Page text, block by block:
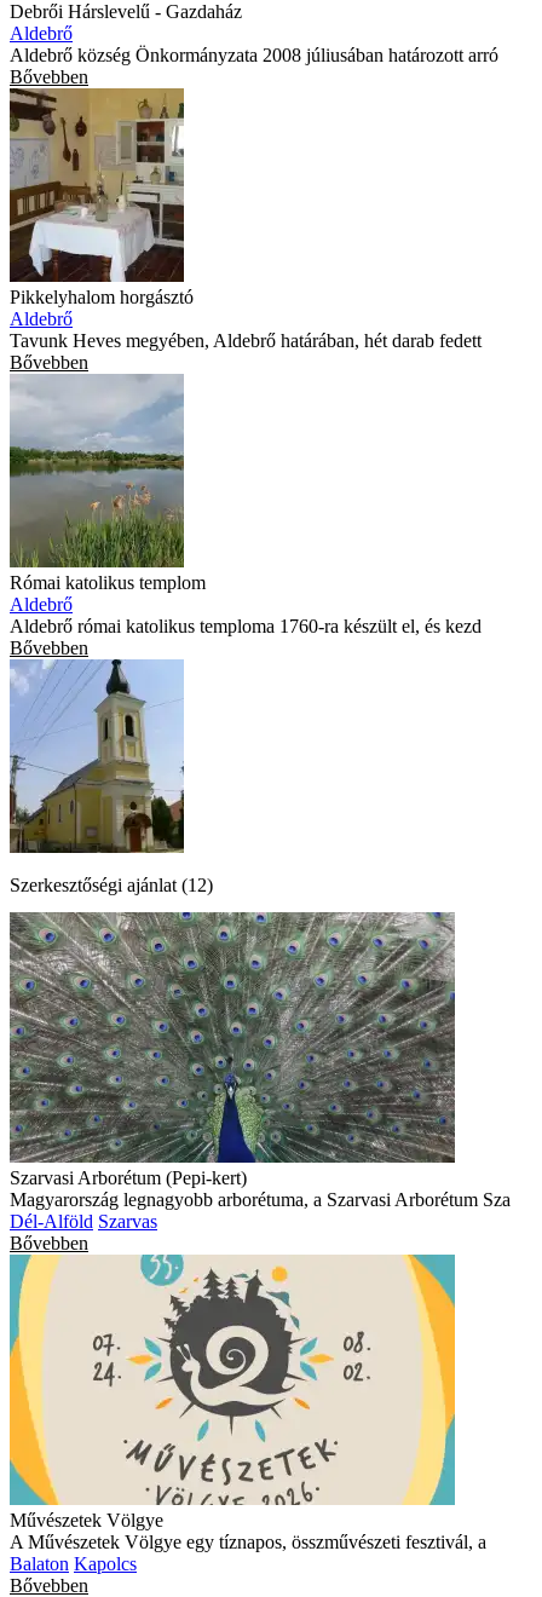
Debrői Hárslevelű - Gazdaház
Aldebrő
Aldebrő község Önkormányzata 2008 júliusában határozott arró
Bővebben
Pikkelyhalom horgásztó
Aldebrő
Tavunk Heves megyében, Aldebrő határában, hét darab fedett
Bővebben
Római katolikus templom
Aldebrő
Aldebrő római katolikus temploma 1760-ra készült el, és kezd
Bővebben
Szerkesztőségi ajánlat (12)
Szarvasi Arborétum (Pepi-kert)
Magyarország legnagyobb arborétuma, a Szarvasi Arborétum Sza
Dél-Alföld Szarvas
Bővebben
Művészetek Völgye
A Művészetek Völgye egy tíznapos, összművészeti fesztivál, a
Balaton Kapolcs
Bővebben